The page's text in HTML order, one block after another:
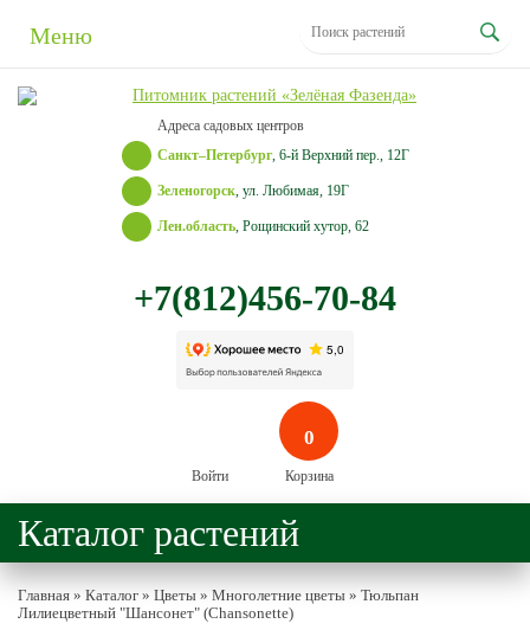
Меню
Адреса садовых центров
Санкт–Петербург, 6-й Верхний пер., 12Г
Зеленогорск, ул. Любимая, 19Г
Лен.область, Рощинский хутор, 62
+7(812)456-70-84
Войти
0
Корзина
Каталог растений
Главная » Каталог » Цветы » Многолетние цветы » Тюльпан
Лилиецветный "Шансонет" (Chansonette)